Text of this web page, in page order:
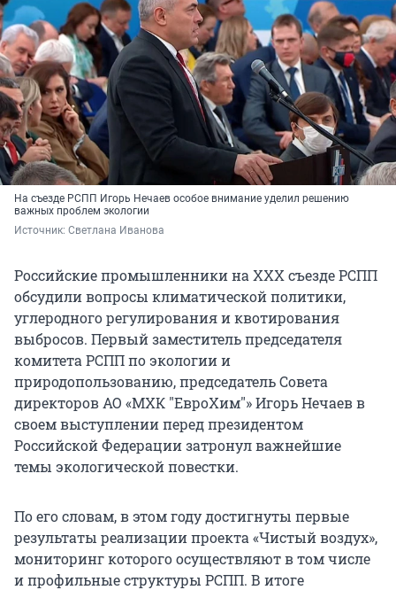
На съезде РСПП Игорь Нечаев особое внимание уделил решению
важных проблем экологии
Источник: Светлана Иванова
Российские промышленники на ХХХ съезде РСПП
обсудили вопросы климатической политики,
углеродного регулирования и квотирования
выбросов. Первый заместитель председателя
комитета РСПП по экологии и
природопользованию, председатель Совета
директоров АО «МХК "ЕвроХим"» Игорь Нечаев в
своем выступлении перед президентом
Российской Федерации затронул важнейшие
темы экологической повестки.
По его словам, в этом году достигнуты первые
результаты реализации проекта «Чистый воздух»,
мониторинг которого осуществляют в том числе
и профильные структуры РСПП. В итоге